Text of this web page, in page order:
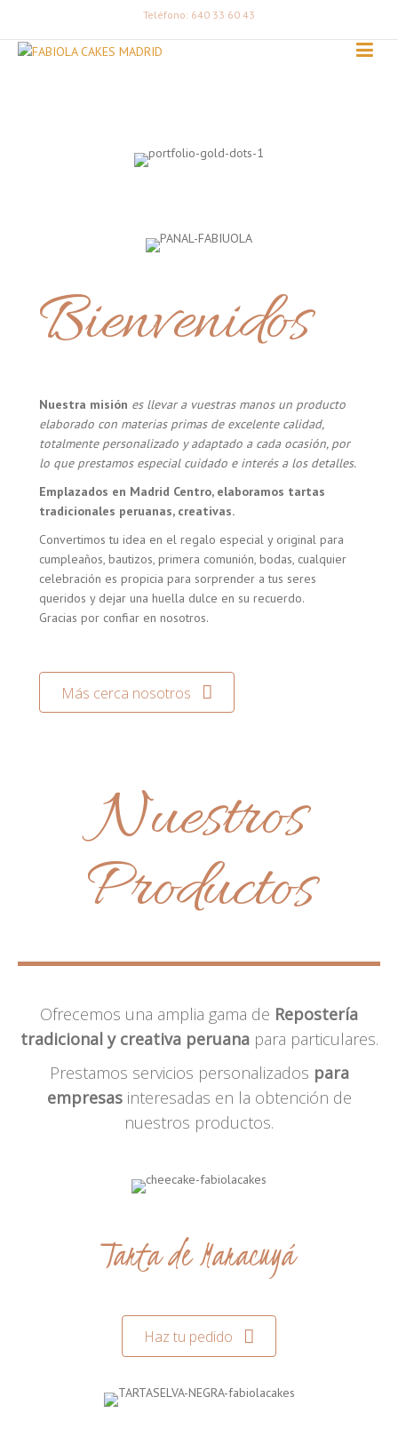
Teléfono: 640 33 60 43
Bienvenidos
Nuestra misión es llevar a vuestras manos un producto
elaborado con materias primas de excelente calidad,
totalmente personalizado y adaptado a cada ocasión, por
lo que prestamos especial cuidado e interés a los detalles.
Emplazados en Madrid Centro, elaboramos tartas
tradicionales peruanas, creativas.
Convertimos tu idea en el regalo especial y original para
cumpleaños, bautizos, primera comunión, bodas, cualquier
celebración es propicia para sorprender a tus seres
queridos y dejar una huella dulce en su recuerdo.
Gracias por confiar en nosotros.
Más cerca nosotros
Nuestros
Productos
Ofrecemos una amplia gama de Repostería
tradicional y creativa peruanapara particulares.
Prestamos servicios personalizados para
empresasinteresadas en la obtención de
nuestros productos.
Tarta de Maracuyá
Haz tu pedido